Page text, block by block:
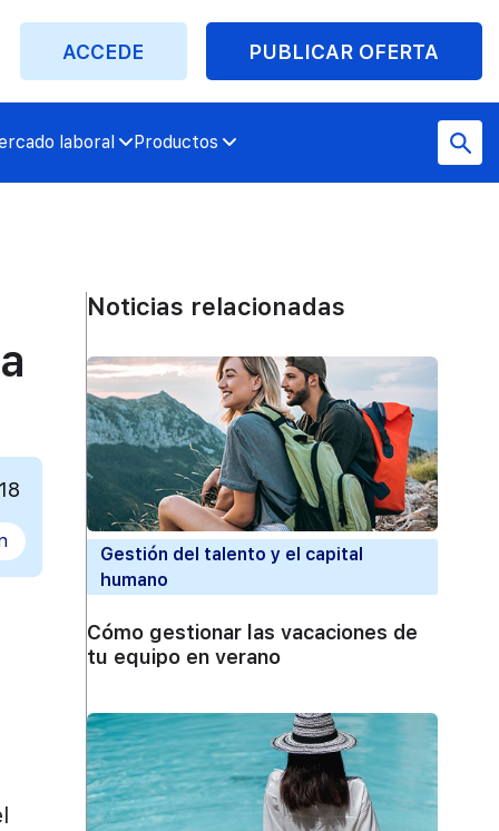
ACCEDE PUBLICAR OFERTA
laboral Productos
Noticias relacionadas
Gestión del talento y el capital
humano
Cómo gestionar las vacaciones de
tu equipo en verano